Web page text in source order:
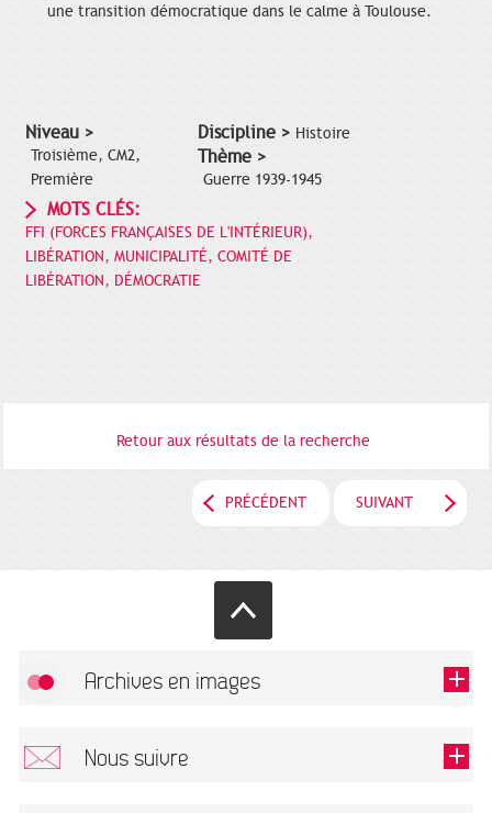
une transition démocratique dans le calme à Toulouse.
Niveau >
Troisième, CM2,
Première
Discipline > Histoire
Thème >
Guerre 1939-1945
MOTS CLÉS:
FFI (FORCES FRANÇAISES DE L'INTÉRIEUR),
LIBÉRATION, MUNICIPALITÉ, COMITÉ DE
LIBÉRATION, DÉMOCRATIE
Retour aux résultats de la recherche
PRÉCÉDENT SUIVANT
Archives en images
Nous suivre